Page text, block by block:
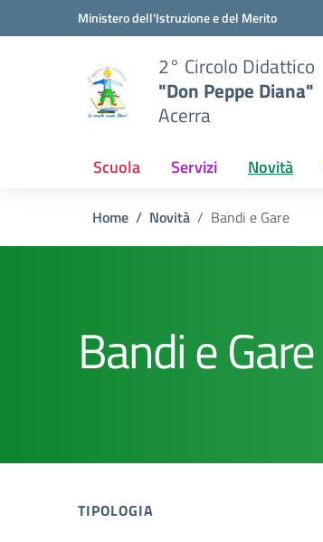
Vai ai contenuti
Vai al menu di navigazioneMinistero dell'Istruzione e del Merito
2° Circolo Didattico
"Don Peppe Diana"
Acerra
Scuola Servizi Novità
Home Novità Bandi e Gare
Bandi e Gare
TIPOLOGIA